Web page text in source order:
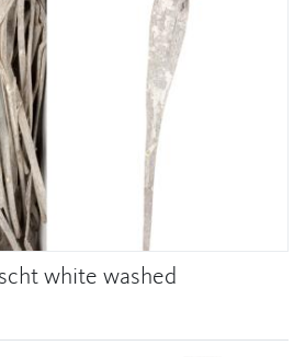
white washed